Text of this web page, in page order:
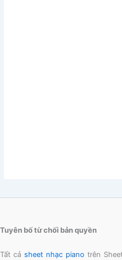
Tuyên bố từ chối bản quyền
Tất cả sheet nhạc piano trên